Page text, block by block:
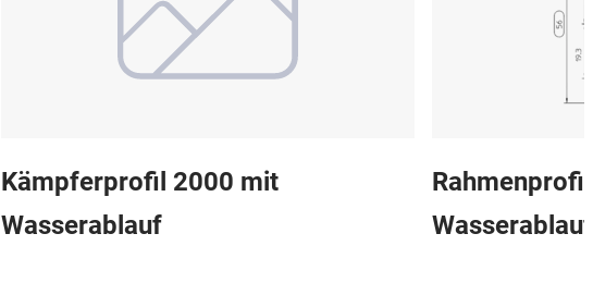
Kämpferprofil 2000 mit
Wasserablauf
Wasserablauf